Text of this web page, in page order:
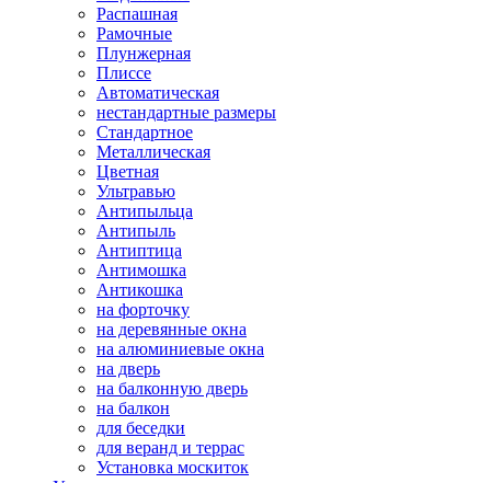
Распашная
Рамочные
Плунжерная
Плиссе
Автоматическая
нестандартные размеры
Стандартное
Металлическая
Цветная
Ультравью
Антипыльца
Антипыль
Антиптица
Антимошка
Антикошка
на форточку
на деревянные окна
на алюминиевые окна
на дверь
на балконную дверь
на балкон
для беседки
для веранд и террас
Установка москиток